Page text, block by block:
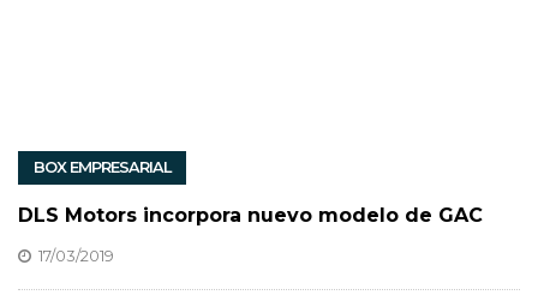
BOX EMPRESARIAL
DLS Motors incorpora nuevo modelo de GAC
17/03/2019